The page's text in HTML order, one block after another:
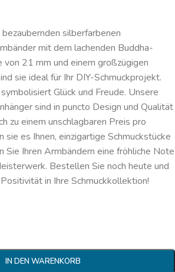
silberfarbenen
mit dem lachenden Buddha-
21 mm und einem großzügigen
sie ideal für Ihr DIY-Schmuckprojekt.
Glück und Freude. Unsere
sind in puncto Design und Qualität
zu einem unschlagbaren Preis pro
sie es Ihnen, einzigartige Schmuckstücke
Sie Ihren Armbändern eine fröhliche Note
Bestellen Sie noch heute und
in Ihre Schmuckkollektion!
IN DEN WARENKORB